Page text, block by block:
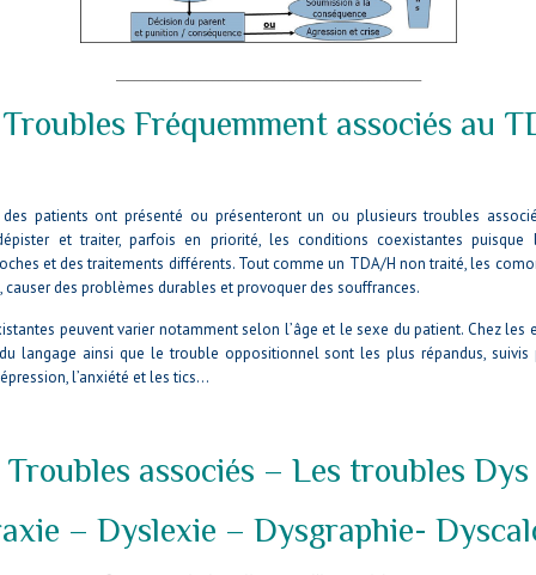
Fréquemment associés au
patients ont présenté ou présenteront un ou plusieurs troubles
et traiter, parfois en priorité, les conditions coexistantes puisque
et des traitements différents. Tout comme un TDA/H non traité, les
causer des problèmes durables et provoquer des souffrances.
peuvent varier notamment selon l’âge et le sexe du patient. Chez les
du langage ainsi que le trouble oppositionnel sont les plus répandus,
l’anxiété et les tics…
Troubles associés – Les troubles Dys
– Dyslexie – Dysgraphie-